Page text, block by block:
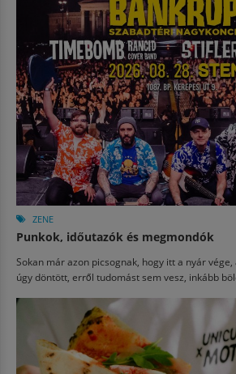
ZENE
Punkok, időutazók és megmondók
Sokan már azon picsognak, hogy itt a nyár vége,
úgy döntött, erről tudomást sem vesz, inkább